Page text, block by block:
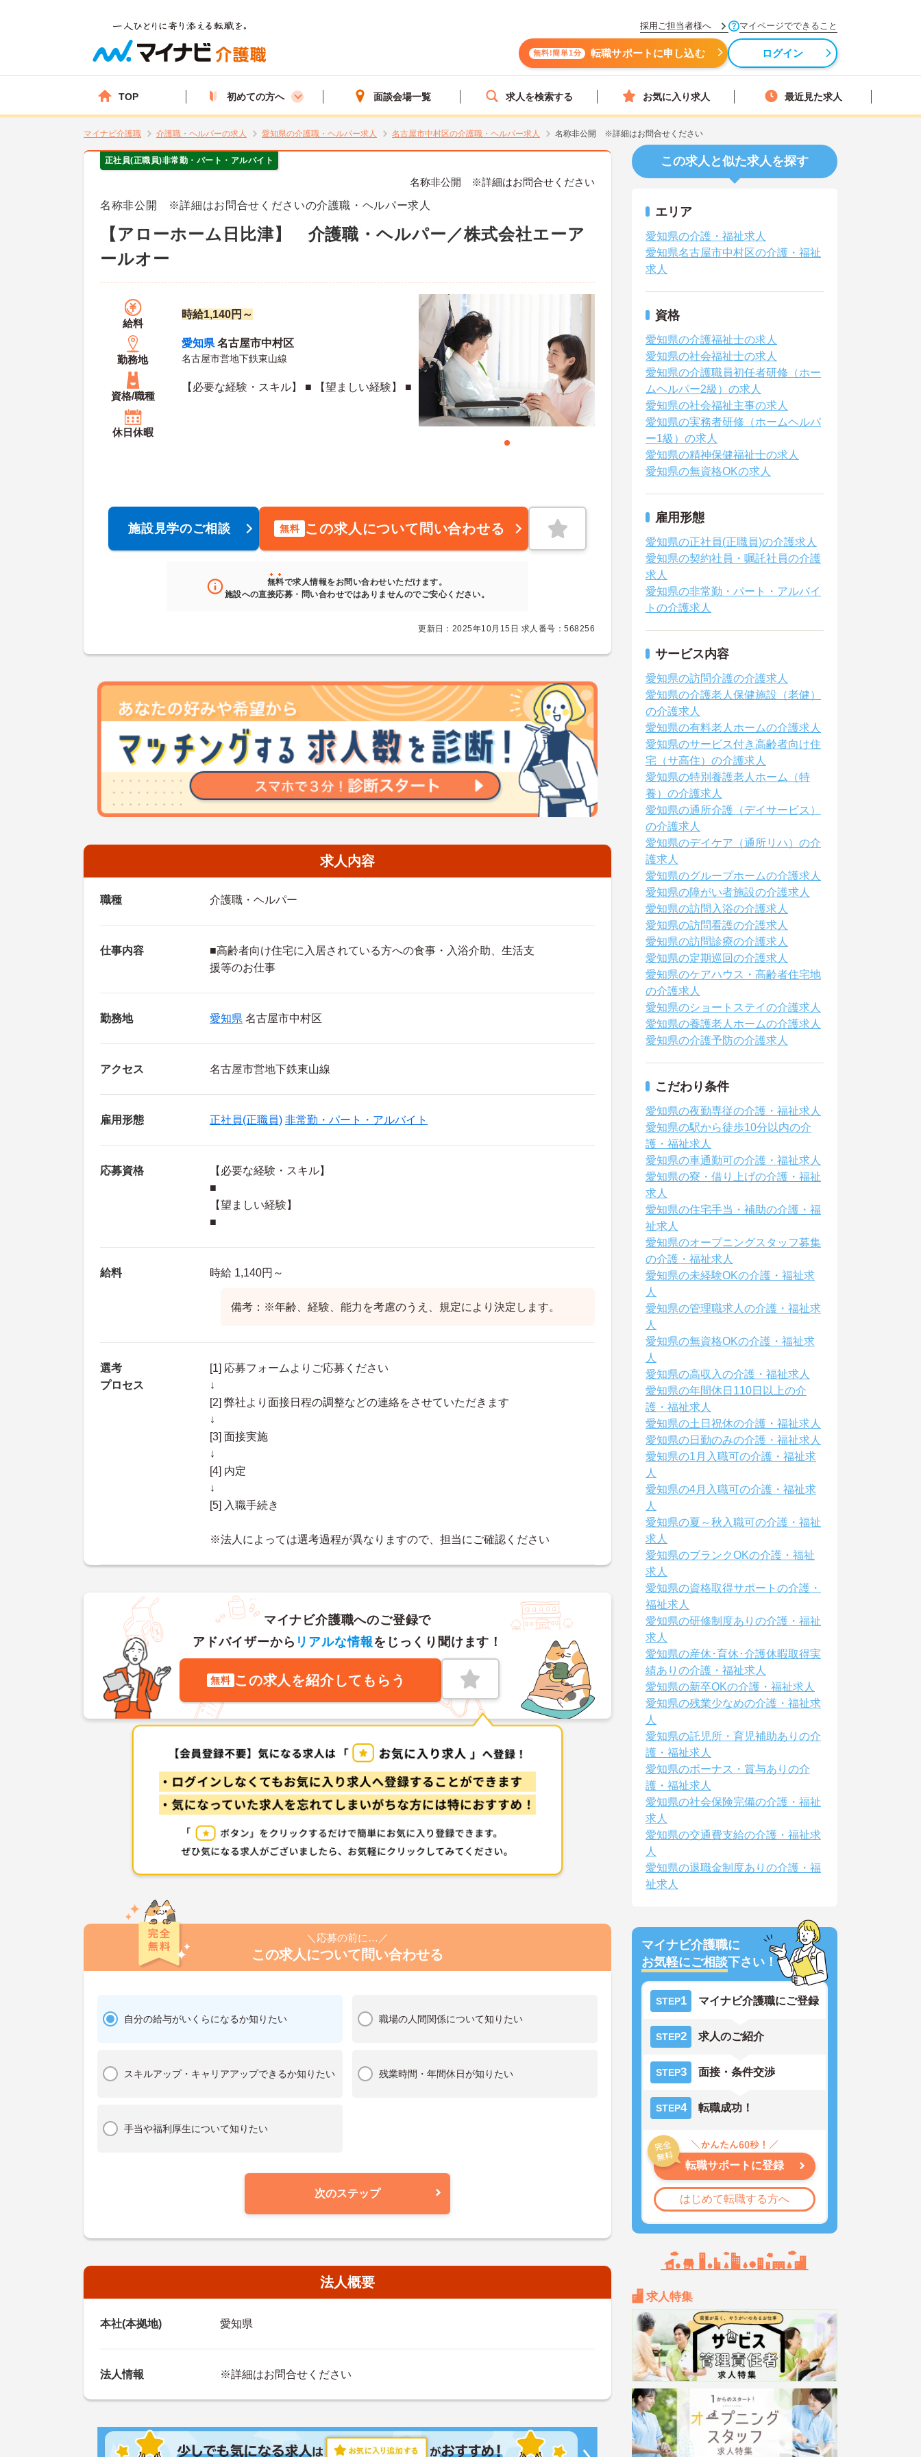
採用ご担当者様へ マイページでできること
無料!簡単1分 転職サポートに申し込む ログイン
TOP 初めての方へ 面談会場一覧 求人を検索する お気に入り求人 最近見た求人
マイナビ介護職 介護職・ヘルパーの求人 愛知県の介護職・ヘルパー求人 名古屋市中村区の介護職・ヘルパー求人 名称非公開 ※詳細はお問合せください
正社員(正職員)非常勤・パート・アルバイト
名称非公開 ※詳細はお問合せください
名称非公開 ※詳細はお問合せくださいの介護職・ヘルパー求人
【アローホーム日比津】 介護職・ヘルパー／株式会社エーア
ールオー
給料
時給1,140円～
勤務地
愛知県 名古屋市中村区
名古屋市営地下鉄東山線
資格/職種
【必要な経験・スキル】 ■ 【望ましい経験】 ■
休日休暇
施設見学のご相談 無料 この求人について問い合わせる
無料で求人情報をお問い合わせいただけます。
施設への直接応募・問い合わせではありませんのでご安心ください。
更新日：2025年10月15日 求人番号：568256
求人内容
職種 介護職・ヘルパー
仕事内容
■高齢者向け住宅に入居されている方への食事・入浴介助、生活支
援等のお仕事
勤務地 愛知県 名古屋市中村区
アクセス 名古屋市営地下鉄東山線
雇用形態 正社員(正職員) 非常勤・パート・アルバイト
応募資格
【必要な経験・スキル】
■
【望ましい経験】
■
給料 時給 1,140円～
備考：※年齢、経験、能力を考慮のうえ、規定により決定します。
選考
プロセス
[1] 応募フォームよりご応募ください
↓
[2] 弊社より面接日程の調整などの連絡をさせていただきます
↓
[3] 面接実施
↓
[4] 内定
↓
[5] 入職手続き
※法人によっては選考過程が異なりますので、担当にご確認ください
マイナビ介護職へのご登録で
アドバイザーから リアルな情報をじっくり聞けます！
無料 この求人を紹介してもらう
＼応募の前に…／
この求人について問い合わせる
自分の給与がいくらになるか知りたい 職場の人間関係について知りたい
スキルアップ・キャリアアップできるか知りたい 残業時間・年間休日が知りたい
手当や福利厚生について知りたい
次のステップ
法人概要
本社(本拠地) 愛知県
法人情報 ※詳細はお問合せください
この求人と似た求人を探す
エリア
愛知県の介護・福祉求人
愛知県名古屋市中村区の介護・福祉
求人
資格
愛知県の介護福祉士の求人
愛知県の社会福祉士の求人
愛知県の介護職員初任者研修（ホー
ムヘルパー2級）の求人
愛知県の社会福祉主事の求人
愛知県の実務者研修（ホームヘルパ
ー1級）の求人
愛知県の精神保健福祉士の求人
愛知県の無資格OKの求人
雇用形態
愛知県の正社員(正職員)の介護求人
愛知県の契約社員・嘱託社員の介護
求人
愛知県の非常勤・パート・アルバイ
トの介護求人
サービス内容
愛知県の訪問介護の介護求人
愛知県の介護老人保健施設（老健）
の介護求人
愛知県の有料老人ホームの介護求人
愛知県のサービス付き高齢者向け住
宅（サ高住）の介護求人
愛知県の特別養護老人ホーム（特
養）の介護求人
愛知県の通所介護（デイサービス）
の介護求人
愛知県のデイケア（通所リハ）の介
護求人
愛知県のグループホームの介護求人
愛知県の障がい者施設の介護求人
愛知県の訪問入浴の介護求人
愛知県の訪問看護の介護求人
愛知県の訪問診療の介護求人
愛知県の定期巡回の介護求人
愛知県のケアハウス・高齢者住宅地
の介護求人
愛知県のショートステイの介護求人
愛知県の養護老人ホームの介護求人
愛知県の介護予防の介護求人
こだわり条件
愛知県の夜勤専従の介護・福祉求人
愛知県の駅から徒歩10分以内の介
護・福祉求人
愛知県の車通勤可の介護・福祉求人
愛知県の寮・借り上げの介護・福祉
求人
愛知県の住宅手当・補助の介護・福
祉求人
愛知県のオープニングスタッフ募集
の介護・福祉求人
愛知県の未経験OKの介護・福祉求
人
愛知県の管理職求人の介護・福祉求
人
愛知県の無資格OKの介護・福祉求
人
愛知県の高収入の介護・福祉求人
愛知県の年間休日110日以上の介
護・福祉求人
愛知県の土日祝休の介護・福祉求人
愛知県の日勤のみの介護・福祉求人
愛知県の1月入職可の介護・福祉求
人
愛知県の4月入職可の介護・福祉求
人
愛知県の夏～秋入職可の介護・福祉
求人
愛知県のブランクOKの介護・福祉
求人
愛知県の資格取得サポートの介護・
福祉求人
愛知県の研修制度ありの介護・福祉
求人
愛知県の産休･育休･介護休暇取得実
績ありの介護・福祉求人
愛知県の新卒OKの介護・福祉求人
愛知県の残業少なめの介護・福祉求
人
愛知県の託児所・育児補助ありの介
護・福祉求人
愛知県のボーナス・賞与ありの介
護・福祉求人
愛知県の社会保険完備の介護・福祉
求人
愛知県の交通費支給の介護・福祉求
人
愛知県の退職金制度ありの介護・福
祉求人
マイナビ介護職に
お気軽にご相談下さい！
STEP1 マイナビ介護職にご登録
STEP2 求人のご紹介
STEP3 面接・条件交渉
STEP4 転職成功！
転職サポートに登録
はじめて転職する方へ
求人特集